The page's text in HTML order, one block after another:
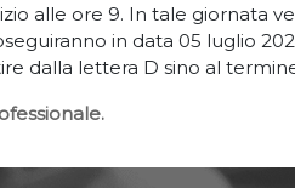
alle ore 9. In tale giornata
in data 05 luglio
dalla lettera D sino al